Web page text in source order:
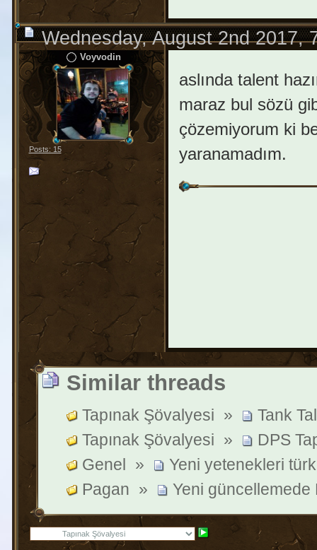
Wednesday, August 2nd 2017,
Voyvodin
Posts: 15
aslında talent
maraz bul sözü
çözemiyorum ki
yaranamadım.
Similar threads
Tapınak Şövalyesi »
Tank
Tapınak Şövalyesi »
DPS
Genel »
Yeni yetenekleri
Pagan » Yeni güncellemede